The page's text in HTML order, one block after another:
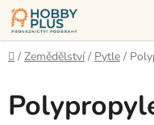
Přejít
na
obsah
Domů
/ Zemědělství / Pytle /